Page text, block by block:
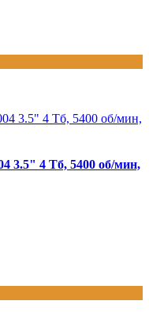
3.5" 4 Тб, 5400 об/мин,